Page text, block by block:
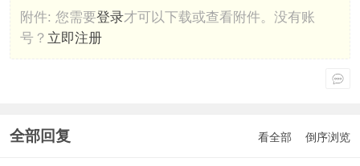
附件: 您需要登录才可以下载或查看附件。没有账
号？ 立即注册
全部回复 看全部 倒序浏览